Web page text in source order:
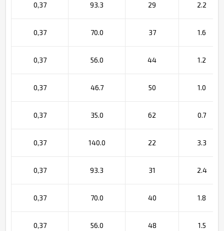
0,37 93.3 29 2.2
0,37 70.0 37 1.6
0,37 56.0 44 1.2
0,37 46.7 50 1.0
0,37 35.0 62 0.7
0,37 140.0 22 3.3
0,37 93.3 31 2.4
0,37 70.0 40 1.8
0,37 56.0 48 1.5